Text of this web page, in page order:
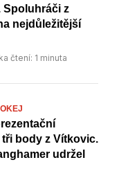
Spoluhráči z
nejdůležitější
čtení: 1 minuta
body z Vítkovic.
udržel